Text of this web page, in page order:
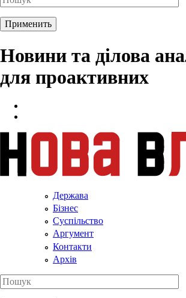
Новини та ділова
для проактивних
Держава
Бізнес
Суспільство
Аргумент
Контакти
Архів